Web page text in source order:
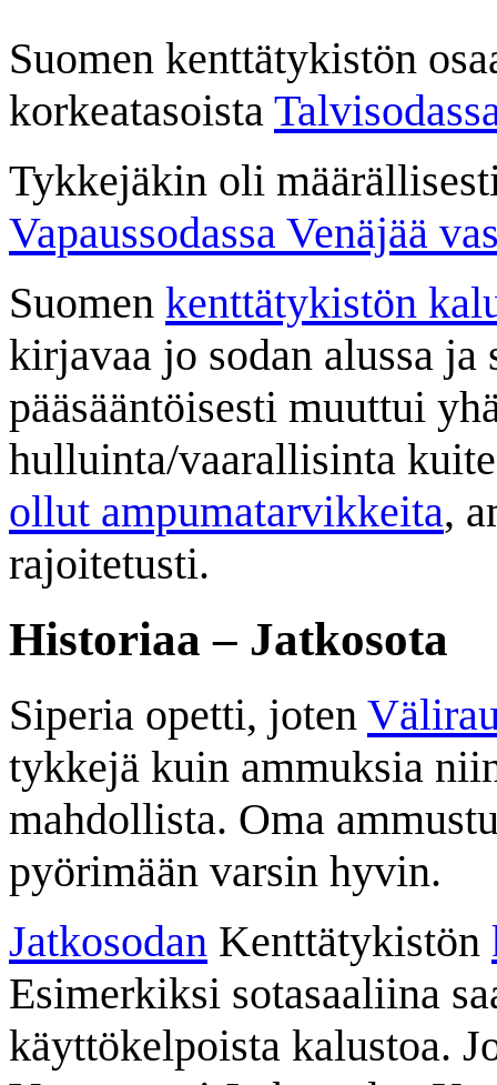
Suomen kenttätykistön
korkeatasoista
Tykkejäkin oli
Vapaussodassa Venäjää
Suomen kenttätykistön
kirjavaa jo sodan alussa ja
pääsääntöisesti muuttui
hulluinta/vaarallisinta
ollut ampumatarvikkeita,
rajoitetusti.
Historiaa – Jatkosota
Siperia opetti, joten
tykkejä kuin ammuksia
mahdollista. Oma
pyörimään varsin hyvin.
Jatkosodan Kenttätykistön
Esimerkiksi sotasaaliina
käyttökelpoista kalustoa.